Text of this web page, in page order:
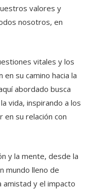
valores y
nosotros, en
vitales y los
su camino hacia la
abordado busca
vida, inspirando a los
su relación con
y la mente, desde la
mundo lleno de
amistad y el impacto